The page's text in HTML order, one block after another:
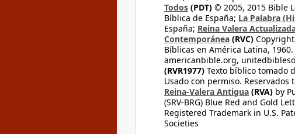
Todos (PDT) © 2005, 2015 Bible
Bíblica de España; La Palabra
España; Reina Valera
Contemporánea (RVC)
Bíblicas en América Latina,
americanbible.org,
(RVR1977) Texto bíblico tomado
Usado con permiso.
Reina-Valera Antigua (RVA) by
(SRV-BRG) Blue Red and Gold
Registered Trademark in U.S.
Societies